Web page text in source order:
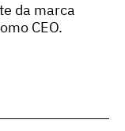
da marca
CEO.